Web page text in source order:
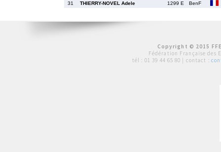
31
THIERRY-NOVEL Adele 1299 E BenF
Copyright © 2015
Fédération Française des
tél : 01 39 44 65 80 | contact :